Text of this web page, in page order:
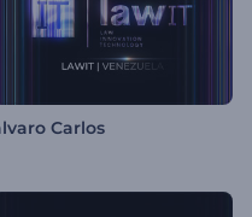
Carlos